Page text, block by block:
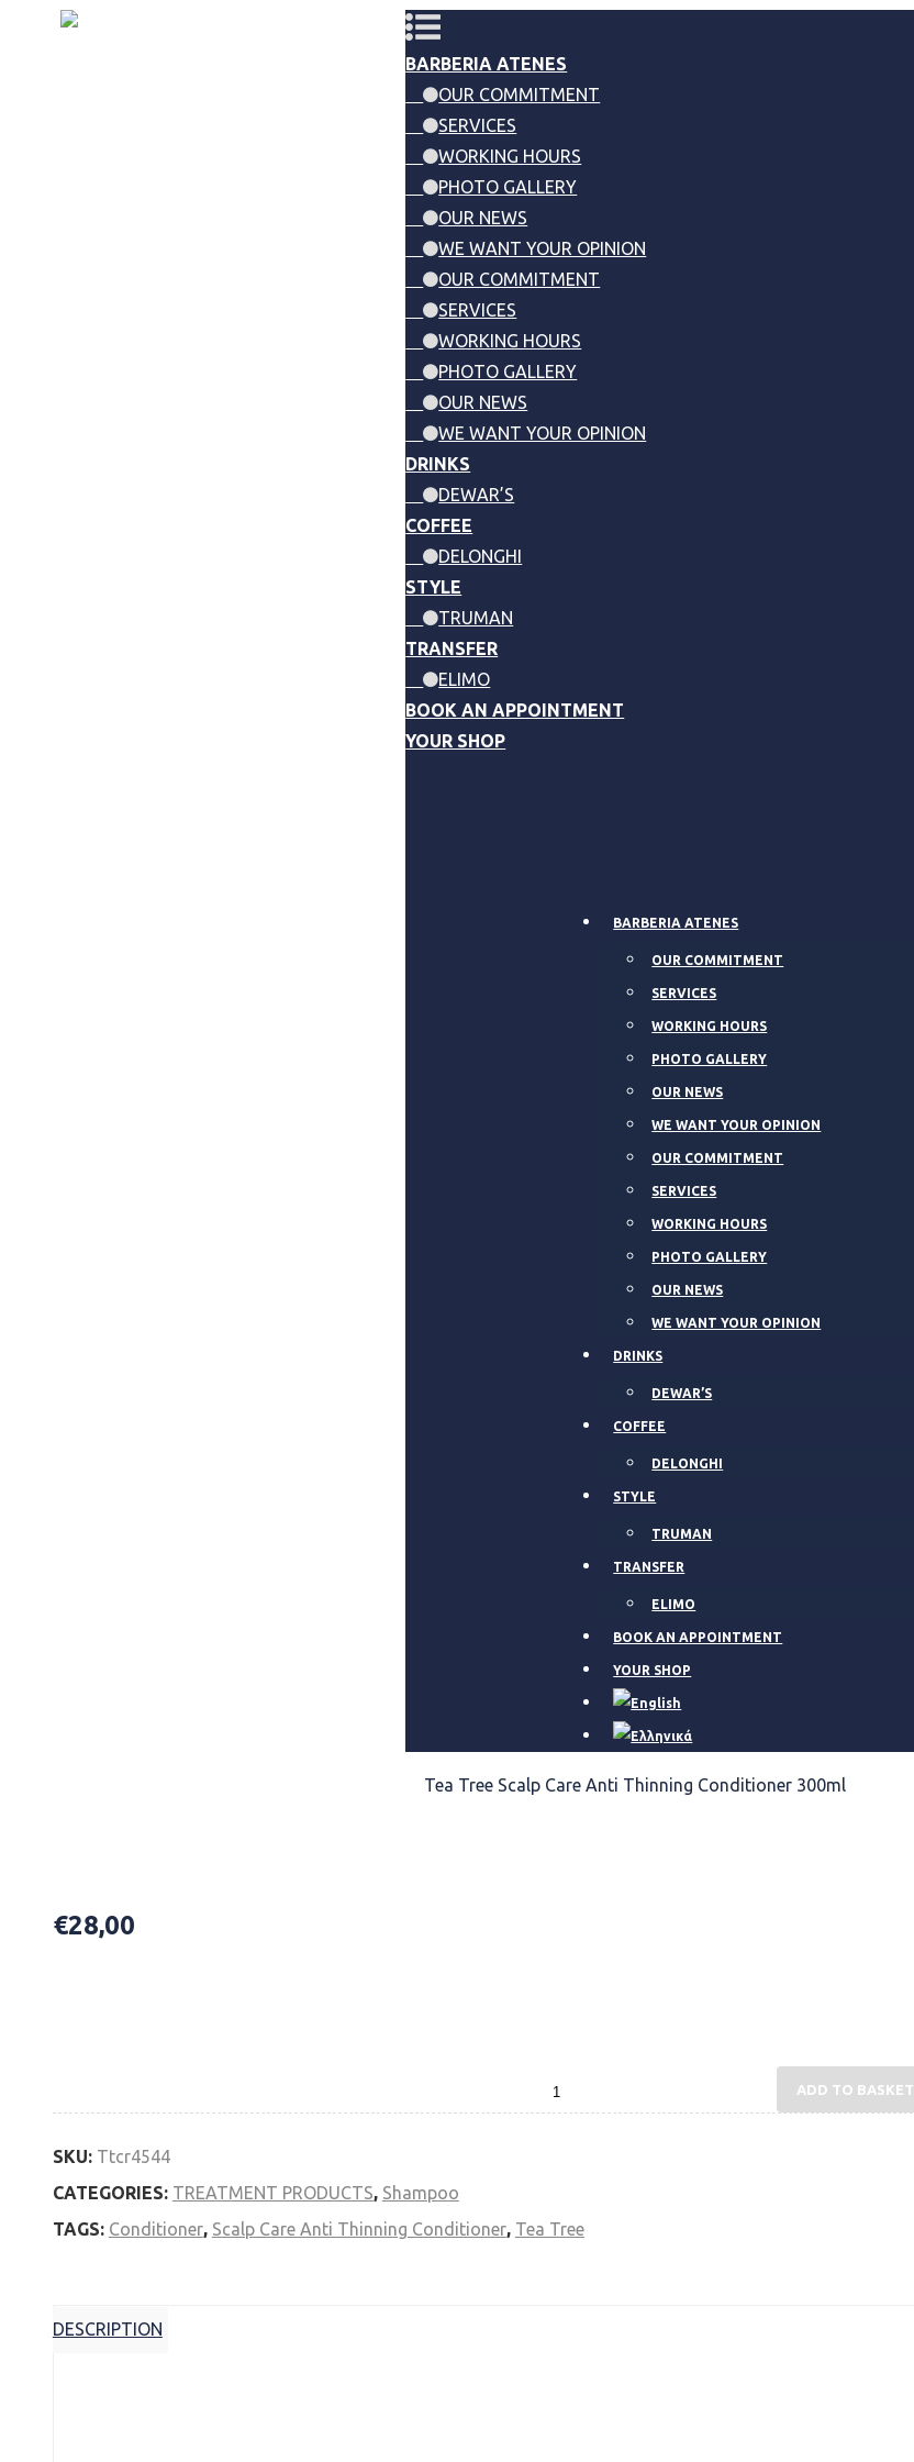
BARBERIA ATENES
OUR COMMITMENT
SERVICES
WORKING HOURS
PHOTO GALLERY
OUR NEWS
WE WANT YOUR OPINION
OUR COMMITMENT
SERVICES
WORKING HOURS
PHOTO GALLERY
OUR NEWS
WE WANT YOUR OPINION
DRINKS
DEWAR’S
COFFEE
DELONGHI
STYLE
TRUMAN
TRANSFER
ELIMO
BOOK AN APPOINTMENT
YOUR SHOP
BARBERIA ATENES
OUR COMMITMENT
SERVICES
WORKING HOURS
PHOTO GALLERY
OUR NEWS
WE WANT YOUR OPINION
OUR COMMITMENT
SERVICES
WORKING HOURS
PHOTO GALLERY
OUR NEWS
WE WANT YOUR OPINION
DRINKS
DEWAR’S
COFFEE
DELONGHI
STYLE
TRUMAN
TRANSFER
ELIMO
BOOK AN APPOINTMENT
YOUR SHOP
Tea Tree Scalp Care Anti Thinning Conditioner 300ml
€28,00
ADD TO BASKET
SKU: Ttcr4544
CATEGORIES: TREATMENT PRODUCTS, Shampoo
TAGS: Conditioner, Scalp Care Anti Thinning Conditioner, Tea Tree
DESCRIPTION